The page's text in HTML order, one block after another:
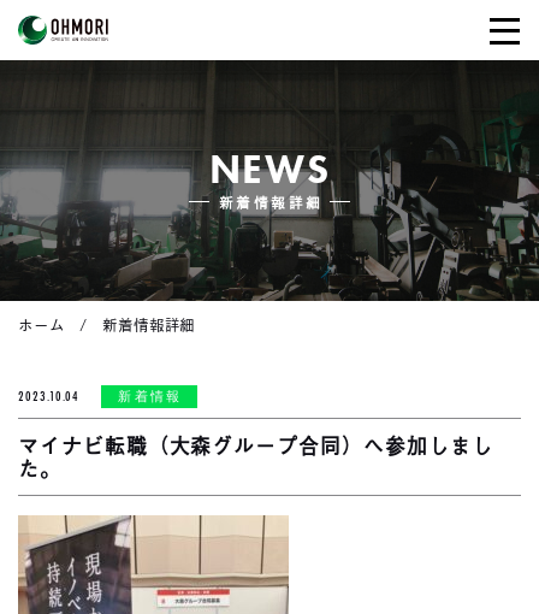
NEWS
新着情報詳細
ホーム 新着情報詳細
2023.10.04 新着情報
マイナビ転職（大森グループ合同）へ参加しまし
た。